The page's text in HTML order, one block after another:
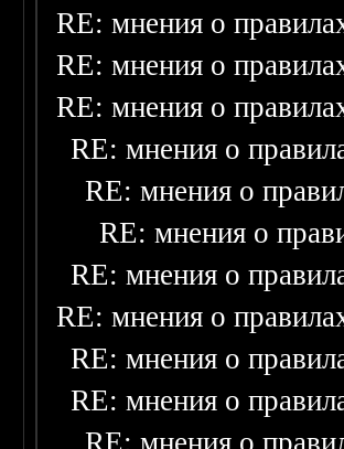
RE: мнения о
RE: мнения о
RE: мнения о
RE: мнения о
RE: мнения о
RE: мнения о
RE: мнения о
RE: мнения о
RE: мнения о
RE: мнения о